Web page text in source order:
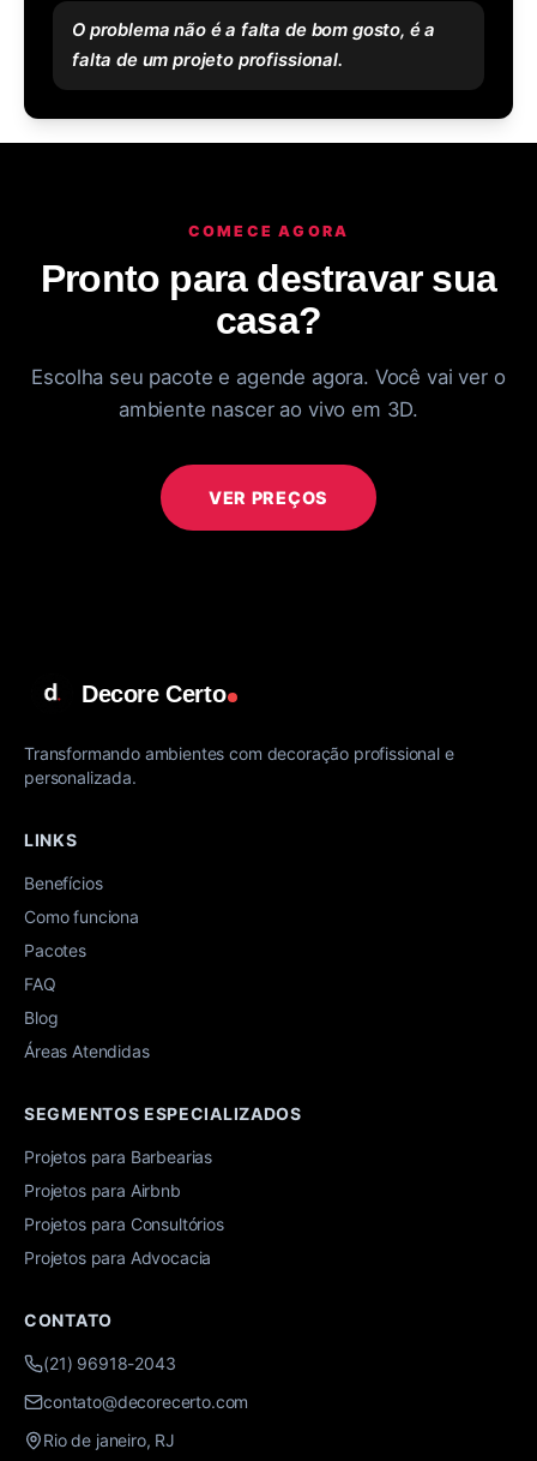
O problema não é a falta de bom gosto, é a
falta de um projeto profissional.
COMECE AGORA
Pronto para destravar sua
casa?
Escolha seu pacote e agende agora. Você vai ver o
ambiente nascer ao vivo em 3D.
VER PREÇOS
Decore Certo
Transformando ambientes com decoração profissional e
personalizada.
LINKS
Benefícios
Como funciona
Pacotes
FAQ
Blog
Áreas Atendidas
SEGMENTOS ESPECIALIZADOS
Projetos para Barbearias
Projetos para Airbnb
Projetos para Consultórios
Projetos para Advocacia
CONTATO
(21) 96918-2043
contato@decorecerto.com
Rio de janeiro, RJ